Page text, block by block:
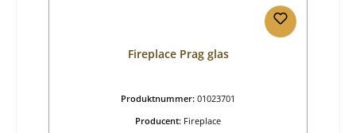
Fireplace Prag glas
Produktnummer: 01023701
Producent: Fireplace